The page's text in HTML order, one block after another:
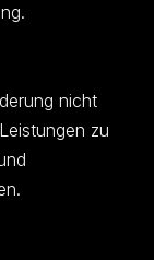
nicht
zu